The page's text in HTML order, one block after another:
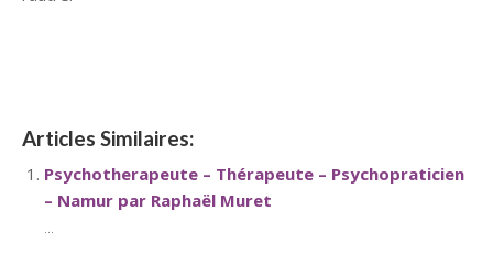
Articles Similaires:
Psychotherapeute – Thérapeute – Psychopraticien
– Namur par Raphaël Muret
...